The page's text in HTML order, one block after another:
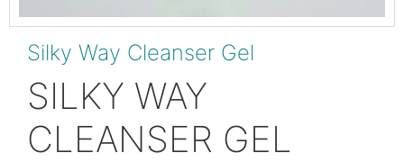
Silky Way Cleanser Gel
SILKY WAY
CLEANSER GEL